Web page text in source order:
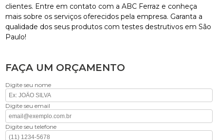
clientes. Entre em contato com a ABC Ferraz e conheça
mais sobre os serviços oferecidos pela empresa. Garanta a
qualidade dos seus produtos com testes destrutivos em São
Paulo!
FAÇA UM ORÇAMENTO
Digite seu nome
Digite seu email
Digite seu telefone